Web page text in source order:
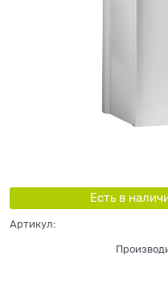
Есть в
Артикул: